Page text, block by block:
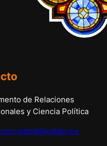
de Relaciones
y Ciencia Política